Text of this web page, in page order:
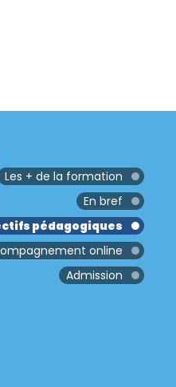
Les + de la formation
En bref
pédagogiques
online
Admission